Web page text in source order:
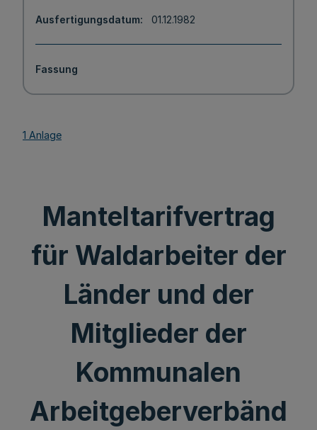
Ausfertigungsdatum 01.12.1982
Fassung
1 Anlage
Manteltarifvertrag
für Waldarbeiter der
Länder und der
Mitglieder der
Kommunalen
Arbeitgeberverbänd